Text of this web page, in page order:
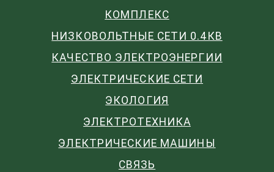
КОМПЛЕКС
НИЗКОВОЛЬТНЫЕ СЕТИ 0.4КВ
КАЧЕСТВО ЭЛЕКТРОЭНЕРГИИ
ЭЛЕКТРИЧЕСКИЕ СЕТИ
ЭКОЛОГИЯ
ЭЛЕКТРОТЕХНИКА
ЭЛЕКТРИЧЕСКИЕ МАШИНЫ
СВЯЗЬ